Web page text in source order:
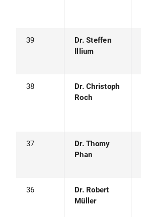
39
Dr. Steffen
Illium
38
Dr. Christoph
Roch
37
Dr. Thomy
Phan
36
Dr. Robert
Müller